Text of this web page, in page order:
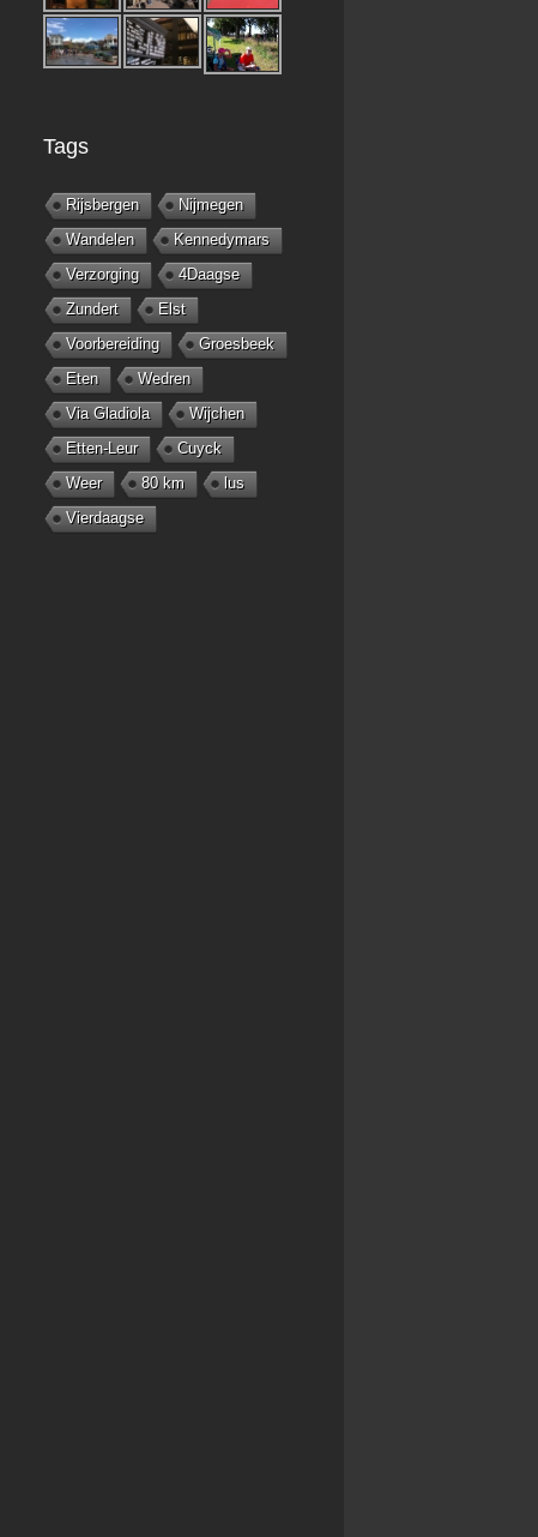
Tags
Rijsbergen
Nijmegen
Wandelen
Kennedymars
Verzorging
4Daagse
Zundert
Elst
Voorbereiding
Groesbeek
Eten
Wedren
Via Gladiola
Wijchen
Etten-Leur
Cuyck
Weer
80 km
lus
Vierdaagse